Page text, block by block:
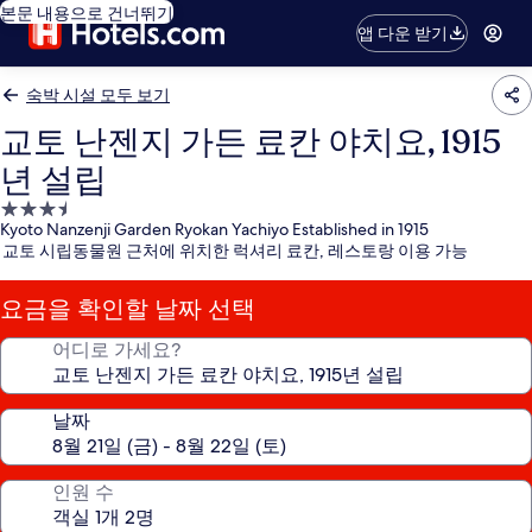
본문 내용으로 건너뛰기
앱 다운 받기
숙박 시설 모두 보기
교토 난젠지 가든 료칸 야치요, 1915
년 설립
3.5
성
급
숙
박
시
Kyoto Nanzenji Garden Ryokan Yachiyo Established in 1915
교토 시립동물원 근처에 위치한 럭셔리 료칸, 레스토랑 이용 가능
요금을 확인할 날짜 선택
어디로 가세요?
날짜
인원 수